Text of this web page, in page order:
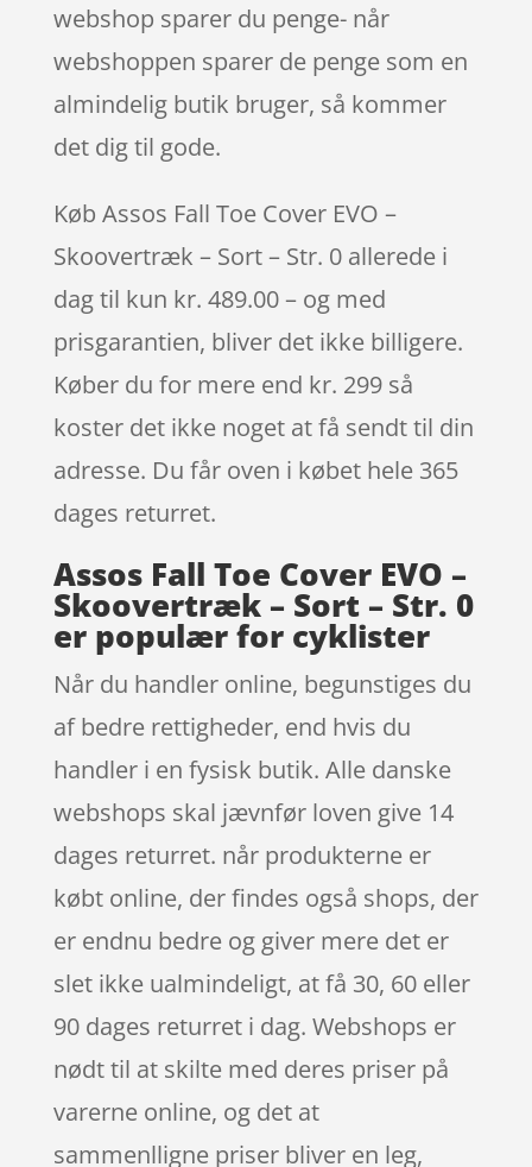
webshop sparer du penge- når
webshoppen sparer de penge som en
almindelig butik bruger, så kommer
det dig til gode.
Køb Assos Fall Toe Cover EVO –
Skoovertræk – Sort – Str. 0 allerede i
dag til kun kr. 489.00 – og med
prisgarantien, bliver det ikke billigere.
Køber du for mere end kr. 299 så
koster det ikke noget at få sendt til din
adresse. Du får oven i købet hele 365
dages returret.
Assos Fall Toe Cover EVO –
Skoovertræk – Sort – Str. 0
er populær for cyklister
Når du handler online, begunstiges du
af bedre rettigheder, end hvis du
handler i en fysisk butik. Alle danske
webshops skal jævnfør loven give 14
dages returret. når produkterne er
købt online, der findes også shops, der
er endnu bedre og giver mere det er
slet ikke ualmindeligt, at få 30, 60 eller
90 dages returret i dag. Webshops er
nødt til at skilte med deres priser på
varerne online, og det at
sammenlligne priser bliver en leg,